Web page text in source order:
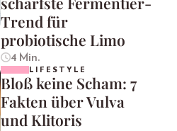
Trend für
probiotische Limo
4 Min.
LIFESTYLE
Bloß keine Scham: 7
Fakten über Vulva
und Klitoris